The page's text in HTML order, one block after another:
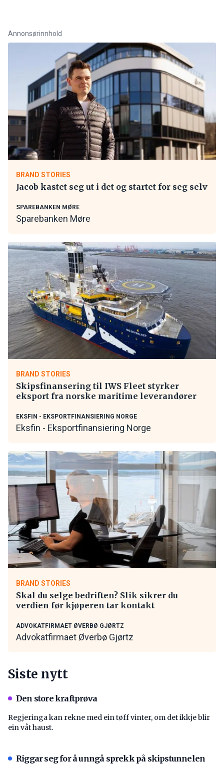
Annonsørinnhold
BRAND STORIES
Jacob kastet seg ut i det og startet for seg selv
SPAREBANKEN MØRE
Sparebanken Møre
BRAND STORIES
Skipsfinansering til IWS Fleet styrker
eksport fra norske maritime leverandører
EKSFIN - EKSPORTFINANSIERING NORGE
Eksfin - Eksportfinansiering Norge
BRAND STORIES
Skal du selge bedriften? Slik sikrer du
verdien før kjøperen tar kontakt
ADVOKATFIRMAET ØVERBØ GJØRTZ
Advokatfirmaet Øverbø Gjørtz
Siste nytt
Den store kraftprøva
Regjeringa kan rekne med ein tøff vinter, om det ikkje blir
ein våt haust.
Riggar seg for å unngå sprekk på skipstunnelen